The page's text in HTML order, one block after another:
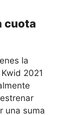
cuota
la
2021
una suma